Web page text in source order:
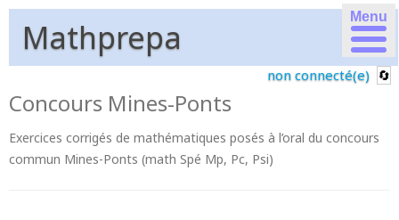
Menu
Mathprepa
non connecté(e)
Concours Mines-Ponts
Exercices corrigés de mathématiques posés à l’oral du concours
commun Mines-Ponts (math Spé Mp, Pc, Psi)